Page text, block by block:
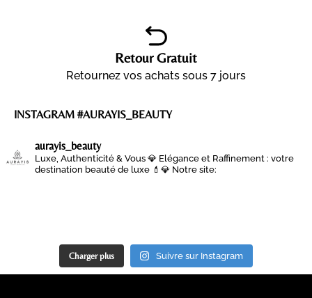
Retour Gratuit
Retournez vos achats sous 7 jours
INSTAGRAM #AURAYIS_BEAUTY
aurayis_beauty
Luxe, Authenticité & Vous 💎 Elégance et Raffinement : votre
destination beauté de luxe 💄💎 Notre site:
Charger plus Suivre sur Instagram